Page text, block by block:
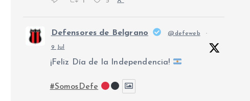
Defensores de Belgrano @defeweb ·
9 Jul
¡Feliz Día de la Independencia!
#SomosDefe